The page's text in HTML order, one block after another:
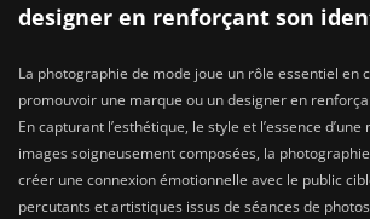
designer en renforçant son
La photographie de mode joue un rôle essentiel en
promouvoir une marque ou un designer en
En capturant l’esthétique, le style et l’essence
images soigneusement composées, la
créer une connexion émotionnelle avec le public
percutants et artistiques issus de séances de